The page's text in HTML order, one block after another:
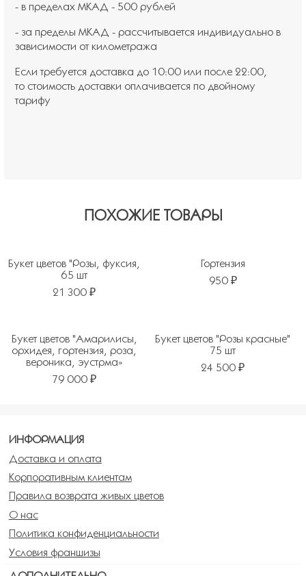
- в пределах МКАД - 500 рублей
- за пределы МКАД - рассчитывается индивидуально в
зависимости от километража
Если требуется доставка до 10:00 или после 22:00,
то стоимость доставки оплачивается по двойному
тарифу
ПОХОЖИЕ ТОВАРЫ
Букет цветов "Розы, фуксия,
65 шт
21 300 ₽
Гортензия
950 ₽
Букет цветов "Амарилисы,
орхидея, гортензия, роза,
вероника, эустрма»
79 000 ₽
Букет цветов "Розы красные"
75 шт
24 500 ₽
ИНФОРМАЦИЯ
Доставка и оплата
Корпоративным клиентам
Правила возврата живых цветов
О нас
Политика конфиденциальности
Условия франшизы